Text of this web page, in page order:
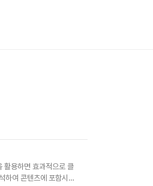
활용하면 효과적으로 클
하여 콘텐츠에 포함시킵